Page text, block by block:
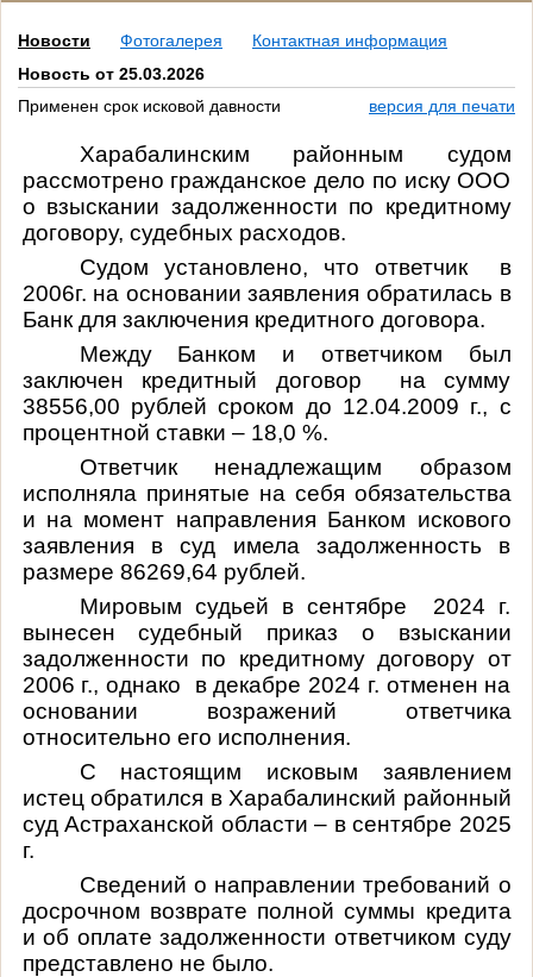
Новости Фотогалерея
Контактная информация
Новость от 25.03.2026
Применен срок исковой давности
версия для печати
Харабалинским районным судом
рассмотрено гражданское дело по иску ООО
о взыскании задолженности по кредитному
договору, судебных расходов.
Судом установлено, чтоответчик в
2006г. на основании заявления обратилась в
Банк для заключения кредитного договора.
Между Банком и ответчиком был
заключен кредитный договор на сумму
38556,00 рублей сроком до 12.04.2009 г., с
процентной ставки – 18,0 %.
Ответчик ненадлежащим образом
исполняла принятые на себя обязательства
и на момент направления Банком искового
заявления в суд имела задолженность в
размере 86269,64 рублей.
Мировым судьей в сентябре 2024 г.
вынесен судебный приказ о взыскании
задолженности по кредитному договору от
2006 г., однако в декабре 2024 г. отменен на
основании возражений ответчика
относительно его исполнения.
С настоящим исковым заявлением
истец обратился в Харабалинский районный
суд Астраханской области – в сентябре 2025
г.
Сведений о направлении требований о
досрочном возврате полной суммы кредита
и об оплате задолженности ответчиком суду
представлено не было.